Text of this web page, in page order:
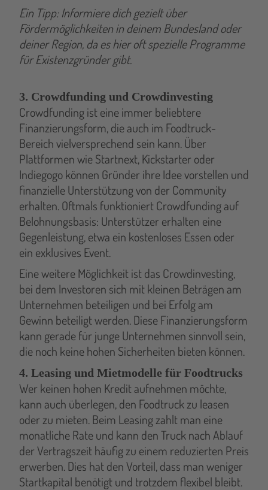
Ein Tipp: Informiere dich gezielt über
Fördermöglichkeiten in deinem Bundesland oder
deiner Region, da es hier oft spezielle Programme
für Existenzgründer gibt.
3. Crowdfunding und Crowdinvesting
Crowdfunding ist eine immer beliebtere
Finanzierungsform, die auch im Foodtruck-
Bereich vielversprechend sein kann. Über
Plattformen wie Startnext, Kickstarter oder
Indiegogo können Gründer ihre Idee vorstellen und
finanzielle Unterstützung von der Community
erhalten. Oftmals funktioniert Crowdfunding auf
Belohnungsbasis: Unterstützer erhalten eine
Gegenleistung, etwa ein kostenloses Essen oder
ein exklusives Event.
Eine weitere Möglichkeit ist das Crowdinvesting,
bei dem Investoren sich mit kleinen Beträgen am
Unternehmen beteiligen und bei Erfolg am
Gewinn beteiligt werden. Diese Finanzierungsform
kann gerade für junge Unternehmen sinnvoll sein,
die noch keine hohen Sicherheiten bieten können.
4. Leasing und Mietmodelle für Foodtrucks
Wer keinen hohen Kredit aufnehmen möchte,
kann auch überlegen, den Foodtruck zu leasen
oder zu mieten. Beim Leasing zahlt man eine
monatliche Rate und kann den Truck nach Ablauf
der Vertragszeit häufig zu einem reduzierten Preis
erwerben. Dies hat den Vorteil, dass man weniger
Startkapital benötigt und trotzdem flexibel bleibt.